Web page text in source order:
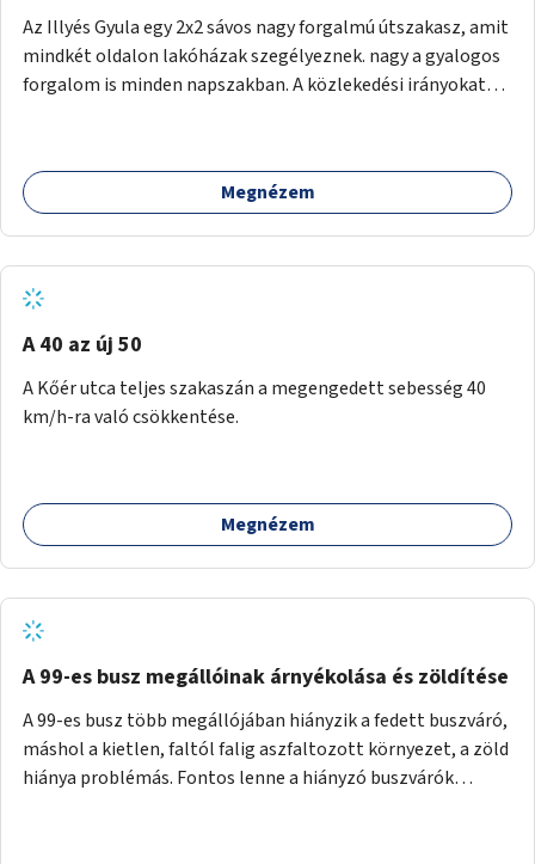
Az Illyés Gyula egy 2x2 sávos nagy forgalmú útszakasz, amit
mindkét oldalon lakóházak szegélyeznek. nagy a gyalogos
forgalom is minden napszakban. A közlekedési irányokat
szintű növényzettel, öntözőrendszerrel, esetleg
valamilyen vizes attrakcióval ami végfut mind az 500m-en.
Megnézem
A 40 az új 50
A Kőér utca teljes szakaszán a megengedett sebesség 40
km/h-ra való csökkentése.
Megnézem
A 99-es busz megállóinak árnyékolása és zöldítése
A 99-es busz több megállójában hiányzik a fedett buszváró,
máshol a kietlen, faltól falig aszfaltozott környezet, a zöld
hiánya problémás. Fontos lenne a hiányzó buszvárók